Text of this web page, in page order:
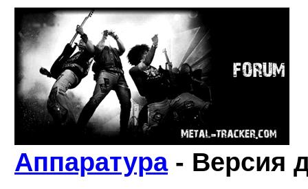
Аппаратура- Версия